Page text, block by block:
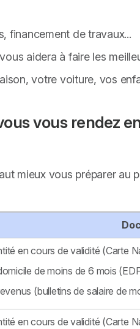
financement de travaux...
aidera à faire les
votre voiture, vos
vous rendez
mieux vous préparer
en cours de validité (Carte
de moins de 6 mois
(bulletins de salaire de
en cours de validité (Carte